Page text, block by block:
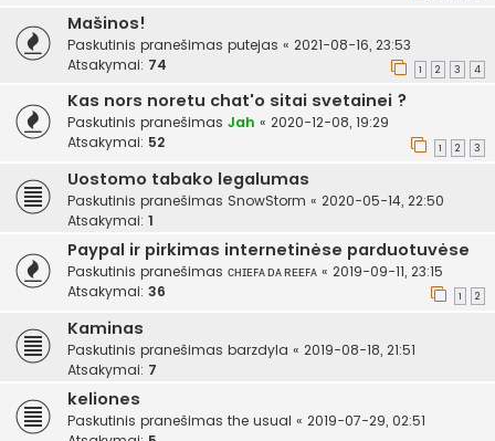
Mašinos!
Paskutinis pranešimas putejas « 2021-08-16, 23:53
Atsakymai: 74 1 2 3 4
Kas nors noretu chat'o sitai svetainei ?
Paskutinis pranešimas Jah « 2020-12-08, 19:29
Atsakymai: 52 1 2 3
Uostomo tabako legalumas
Paskutinis pranešimas SnowStorm « 2020-05-14, 22:50
Atsakymai: 1
Paypal ir pirkimas internetinėse parduotuvėse
Paskutinis pranešimas ᴄʜɪᴇꜰᴀ ᴅᴀ ʀᴇᴇꜰᴀ « 2019-09-11, 23:15
Atsakymai: 36 1 2
Kaminas
Paskutinis pranešimas barzdyla « 2019-08-18, 21:51
Atsakymai: 7
keliones
Paskutinis pranešimas the usual « 2019-07-29, 02:51